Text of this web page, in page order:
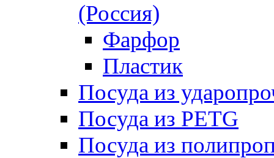
(Россия)
Фарфор
Пластик
Посуда из
Посуда из PETG
Посуда из